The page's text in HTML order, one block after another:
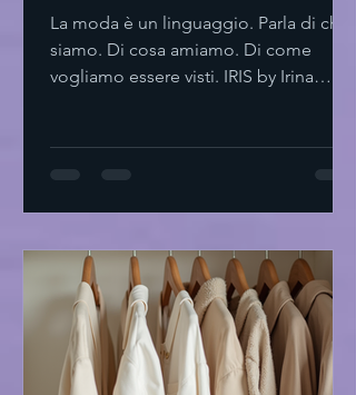
La moda è un linguaggio. Parla di chi
siamo. Di cosa amiamo. Di come
vogliamo essere visti. IRIS by Irina
unicità. L'essenza degli abiti di alta
È arte. È precisione. È passione. I
materiali sono scelti con cura. Le linee
sono pulite. Il design è essenziale.
Ogni dettaglio conta